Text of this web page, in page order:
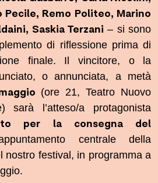
Pecile, Remo Politeo, Marino
Saskia Terzani – si sono
di riflessione prima di
finale. Il vincitore, o la
o annunciata, a metà
(ore 21, Teatro Nuovo
sarà l’atteso/a protagonista
per la consegna del
centrale della
nostro festival, in programma a